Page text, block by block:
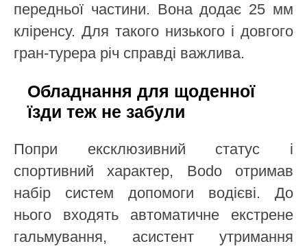
передньої частини. Вона додає 25 мм
кліренсу. Для такого низького і довгого
гран-турера річ справді важлива.
Обладнання для щоденної
їзди теж не забули
Попри ексклюзивний статус і
спортивний характер, Bodo отримав
набір систем допомоги водієві. До
нього входять автоматичне екстрене
гальмування, асистент утримання